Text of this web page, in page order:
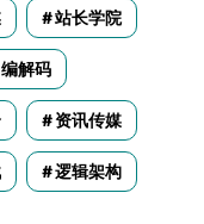
站长学院
编解码
资讯传媒
逻辑架构